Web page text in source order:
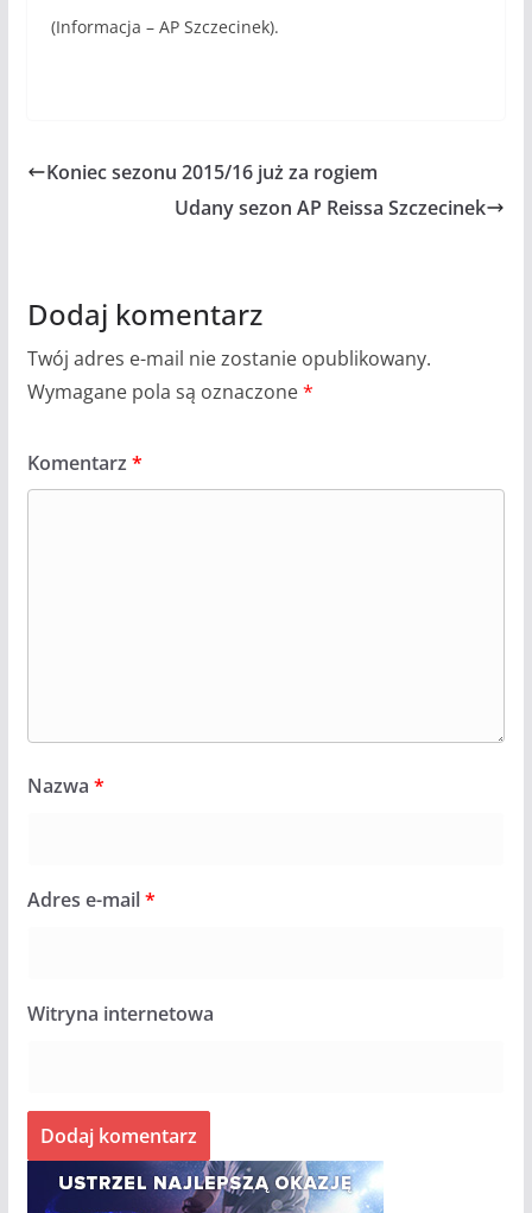
(Informacja – AP Szczecinek).
Koniec sezonu 2015/16 już za rogiem
Udany sezon AP Reissa Szczecinek
Dodaj komentarz
Twój adres e-mail nie zostanie opublikowany.
Wymagane pola są oznaczone*
Komentarz *
Nazwa *
Adres e-mail*
Witryna internetowa